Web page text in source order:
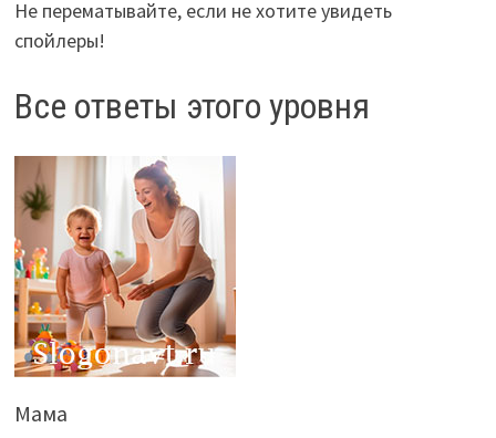
Не перематывайте, если не хотите увидеть
спойлеры!
Все ответы этого уровня
Мама